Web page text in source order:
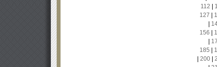
112
127
156
185
200|